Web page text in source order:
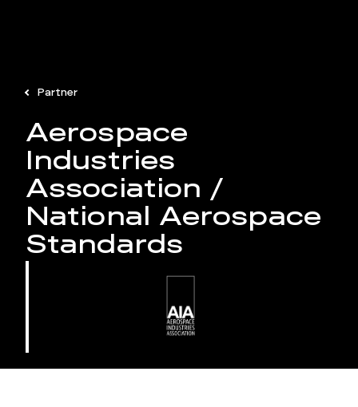
Partner
Aerospace
Industries
Association /
National Aerospace
Standards